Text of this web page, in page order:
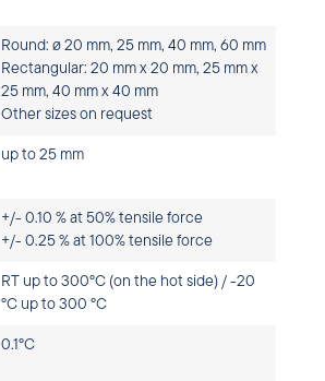
Round: ø 20 mm, 25 mm, 40 mm, 60 mm
Rectangular: 20 mm x 20 mm, 25 mm x
25 mm, 40 mm x 40 mm
Other sizes on request
up to 25 mm
+/- 0.10 % at 50% tensile force
+/- 0.25 % at 100% tensile force
RT up to 300°C (on the hot side) / -20
°C up to 300 °C
0.1°C